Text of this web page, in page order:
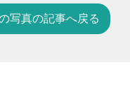
写真の記事へ戻る